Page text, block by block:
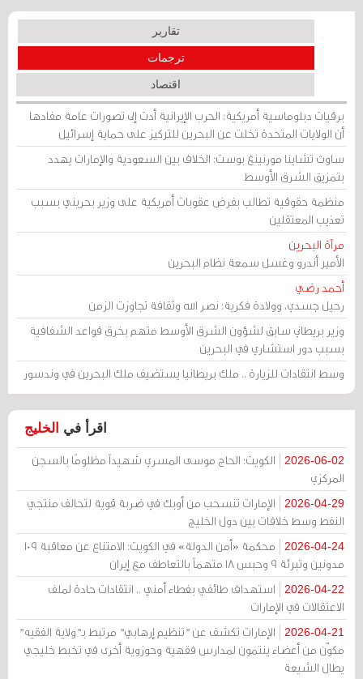
تقارير
ترجمات
اقتصاد
برقيات دبلوماسية أمريكية: الحرب الإيرانية أدت إلى تصورات عامة مفادها
أن الولايات المتحدة تخلت عن البحرين للتركيز على حماية إسرائيل
ساوث تشاينا مورنينغ بوست: الخلاف بين السعودية والإمارات يهدد
بتمزيق الشرق الأوسط
منظمة حقوقية تطالب بفرض عقوبات أمريكية على وزير بحريني بسبب
تعذيب المعتقلين
مرآة البحرين
الأمير أندرو وغسل سمعة نظام البحرين
أحمد رضي
رحيل جسدي، وولادة فكرية: نصر الله وثقافة تجاوزت الزمن
وزير بريطاني سابق لشؤون الشرق الأوسط متهم بخرق قواعد الشفافية
بسبب دور استشاري في البحرين
وسط انتقادات للزيارة .. ملك بريطانيا يستضيف ملك البحرين في وندسور
اقرأ في الخليج
2026-06-02
الكويت: الحاج موسى المسري شهيداً مظلومًا بالسجن
المركزي
2026-04-29
الإمارات تنسحب من أوبك في ضربة قوية لتحالف منتجي
النفط وسط خلافات بين دول الخليج
2026-04-24
محكمة «أمن الدولة» في الكويت: الامتناع عن معاقبة 109
مدونين وتبرئة 9 وحبس 18 متهماً بالتعاطف مع إيران
2026-04-22
استهداف طائفي بغطاء أمني .. انتقادات حادة لملف
الاعتقالات في الإمارات
2026-04-21
الإمارات تكشف عن "تنظيم إرهابي" مرتبط بـ"ولاية الفقيه"
مكوّن من أعضاء ينتمون لمدارس فقهية وحوزوية أخرى في تخبط خليجي
يطال الشيعة